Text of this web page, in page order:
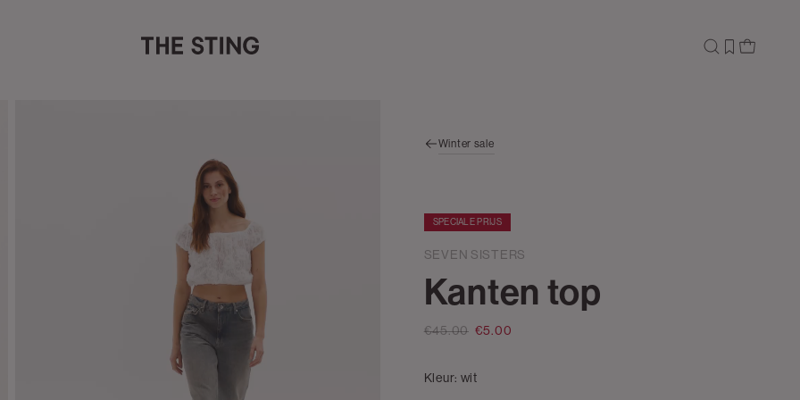
Winter sale
SPECIALE PRIJS
SEVEN SISTERS
Kanten top
€45.00 €5.00
Kleur: wit